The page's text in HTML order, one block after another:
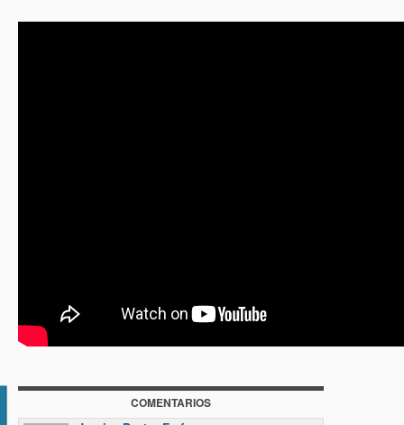
COMENTARIOS